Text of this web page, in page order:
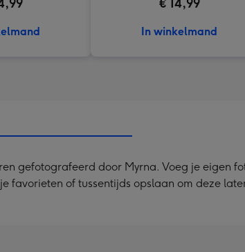
€ 14,99
In winkelmand
gefotografeerd door Myrna. Voeg je eigen
favorieten of tussentijds opslaan om deze